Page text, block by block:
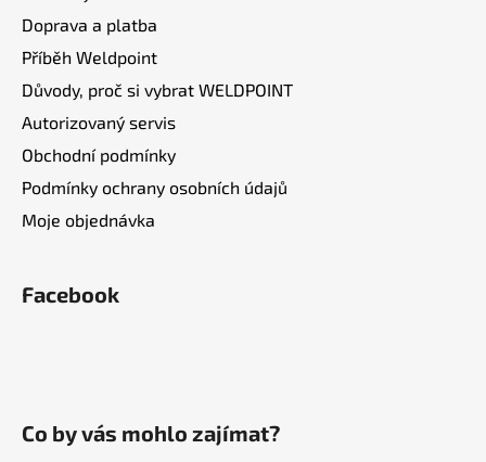
Doprava a platba
Příběh Weldpoint
Důvody, proč si vybrat WELDPOINT
Autorizovaný servis
Obchodní podmínky
Podmínky ochrany osobních údajů
Moje objednávka
Facebook
Co by vás mohlo zajímat?